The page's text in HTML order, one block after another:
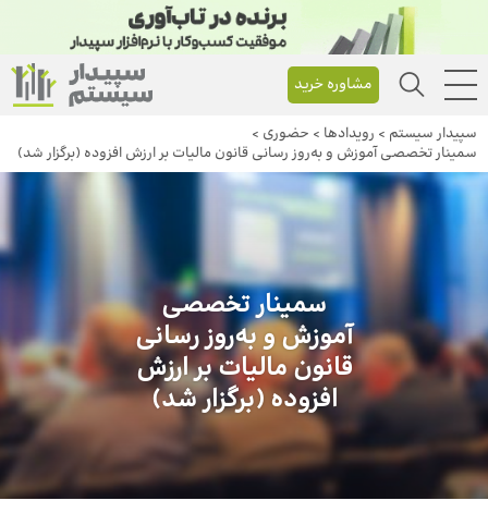
مشاوره خرید
سپیدار سیستم > رویداد‌ها > حضوری >
سمینار تخصصی آموزش و به‌روز رسانی قانون مالیات بر ارزش افزوده (برگزار شد)
سمینار تخصصی
آموزش و به‌روز رسانی
قانون مالیات بر ارزش
افزوده (برگزار شد)